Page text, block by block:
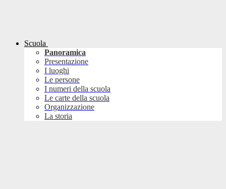
Scuola
Panoramica
Presentazione
I luoghi
Le persone
I numeri della scuola
Le carte della scuola
Organizzazione
La storia